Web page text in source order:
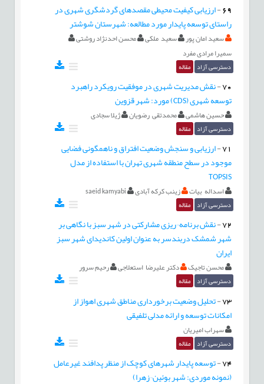
69
-ارزیابی کیفیت محیطی مقصدهای گردشگری شهری در
راستای توسعه پایدار مورد مطالعه: شهرستان شوشتر
سعید امان پور سعید ملکی
محسن احدنژاد روشتی
سمیرا مرادی مفرد
دسترسی آزاد مقاله
70
-نقش مدیریت شهری در موفقیت رویکرد راهبرد
توسعه شهری (CDS) مورد: شهر قزوین
حسین هاشمی محمدتقی رضویان ژیلا سجادی
دسترسی آزاد مقاله
71
-ارزیابی و سنجش وضعیت افتراق و ناهمگونی فضایی
موجود در سطح منطقه شهری تهران با استفاده از مدل
TOPSIS
اسداله بیات زینب کرکه آبادی saeid kamyabi
دسترسی آزاد مقاله
72
-نقش برنامه¬ریزی مشارکتی در شهر سبز با نگاهی بر
شهر شمشک دربندسر به عنوان اولین کاندیدای شهر سبز
ایران
محسن تاجیک دکتر علیرضا استعلاجی رحیم سرور
دسترسی آزاد مقاله
73
-تحلیل وضعیت برخورداری مناطق شهری اهواز از
امکانات توسعه و ارائه مدلی تلفیقی
سهراب امیریان
دسترسی آزاد مقاله
74
-توسعه پایدار شهرهای کوچک از منظر پدافند غیر‏عامل
(نمونه موردی: شهر بوئین¬زهرا)